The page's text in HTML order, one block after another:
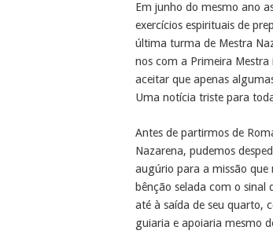
Em junho do mesmo ano
exercícios espirituais de
última turma de Mestra
nos com a Primeira
aceitar que apenas
Uma notícia triste para
Antes de partirmos de
Nazarena, pudemos
augúrio para a missão que
bênção selada com o
até à saída de seu quarto,
guiaria e apoiaria mesmo